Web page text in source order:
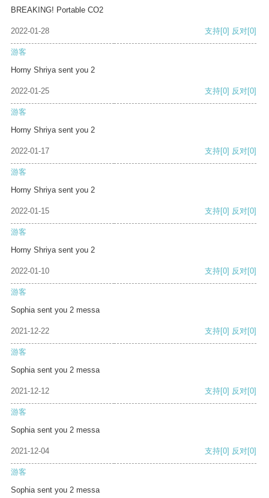
BREAKING! Portable CO2
2022-01-28 支持[0] 反对[0]
游客
Horny Shriya sent you 2
2022-01-25 支持[0] 反对[0]
游客
Horny Shriya sent you 2
2022-01-17 支持[0] 反对[0]
游客
Horny Shriya sent you 2
2022-01-15 支持[0] 反对[0]
游客
Horny Shriya sent you 2
2022-01-10 支持[0] 反对[0]
游客
Sophia sent you 2 messa
2021-12-22 支持[0] 反对[0]
游客
Sophia sent you 2 messa
2021-12-12 支持[0] 反对[0]
游客
Sophia sent you 2 messa
2021-12-04 支持[0] 反对[0]
游客
Sophia sent you 2 messa